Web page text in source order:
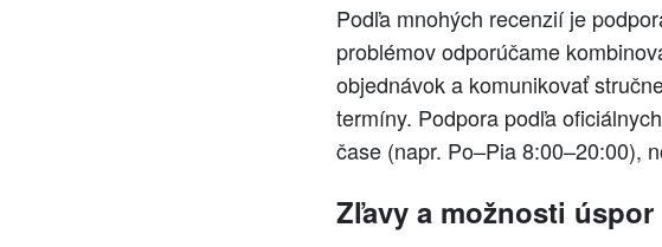
Podľa mnohých recenzií je
problémov odporúčame
objednávok a komunikovať
termíny. Podpora podľa
čase (napr. Po–Pia 8:00–20:00),
Zľavy a možnosti úspor